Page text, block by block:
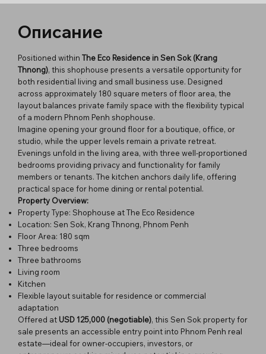
Описание
Positioned within The Eco Residence in Sen Sok (Krang
Thnong), this shophouse presents a versatile opportunity for
both residential living and small business use. Designed
across approximately 180 square meters of floor area, the
layout balances private family space with the flexibility typical
of a modern Phnom Penh shophouse.
Imagine opening your ground floor for a boutique, office, or
studio, while the upper levels remain a private retreat.
Evenings unfold in the living area, with three well-proportioned
bedrooms providing privacy and functionality for family
members or tenants. The kitchen anchors daily life, offering
practical space for home dining or rental potential.
Property Overview:
Property Type: Shophouse at The Eco Residence
Location: Sen Sok, Krang Thnong, Phnom Penh
Floor Area: 180 sqm
Three bedrooms
Three bathrooms
Living room
Kitchen
Flexible layout suitable for residence or commercial
adaptation
Offered at USD 125,000 (negotiable), this Sen Sok property for
sale presents an accessible entry point into Phnom Penh real
estate—ideal for owner-occupiers, investors, or